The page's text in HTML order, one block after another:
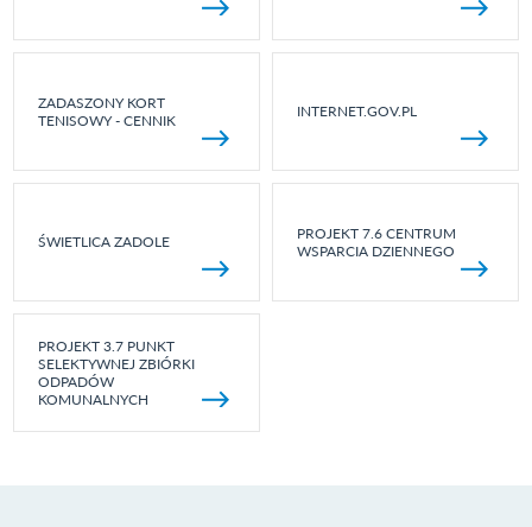
ZADASZONY KORT
TENISOWY - CENNIK
INTERNET.GOV.PL
ŚWIETLICA ZADOLE
PROJEKT 7.6 CENTRUM
WSPARCIA DZIENNEGO
PROJEKT 3.7 PUNKT
SELEKTYWNEJ ZBIÓRKI
ODPADÓW
KOMUNALNYCH